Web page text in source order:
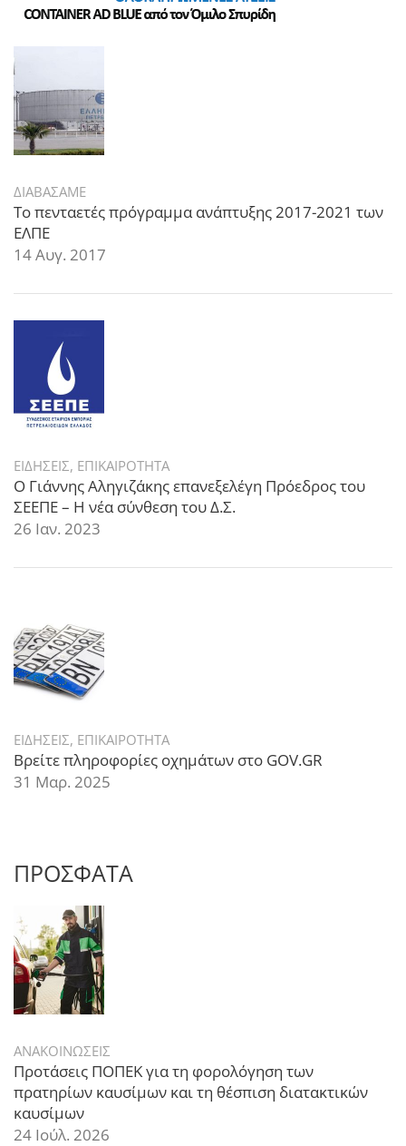
ΔΙΑΒΑΣΑΜΕ
Το πενταετές πρόγραμμα ανάπτυξης 2017-2021 των
ΕΛΠΕ
14 Αυγ. 2017
ΕΙΔΗΣΕΙΣ, ΕΠΙΚΑΙΡΟΤΗΤΑ
Ο Γιάννης Αληγιζάκης επανεξελέγη Πρόεδρος του
ΣΕΕΠΕ – Η νέα σύνθεση του Δ.Σ.
26 Ιαν. 2023
ΕΙΔΗΣΕΙΣ, ΕΠΙΚΑΙΡΟΤΗΤΑ
Βρείτε πληροφορίες οχημάτων στο GOV.GR
31 Μαρ. 2025
ΠΡΟΣΦΑΤΑ
ΑΝΑΚΟΙΝΩΣΕΙΣ
Προτάσεις ΠΟΠΕΚ για τη φορολόγηση των
πρατηρίων καυσίμων και τη θέσπιση διατακτικών
καυσίμων
24 Ιούλ. 2026